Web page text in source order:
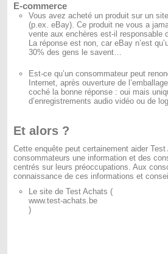
E-commerce
Vous avez acheté un produit sur un
(p.ex. eBay). Ce produit ne vous a
vente aux enchères est-il responsable
La réponse est non, car eBay n’est
30% des gens le savent…
Est-ce qu’un consommateur peut
Internet, après ouverture de
coché la bonne réponse : oui mais
d’enregistrements audio vidéo ou de
Et alors ?
Cette enquête peut certainement aider
consommateurs une information et des
centrés sur leurs préoccupations. Aux
connaissance de ces informations et
Le site de Test Achats (
www.test-achats.be
)